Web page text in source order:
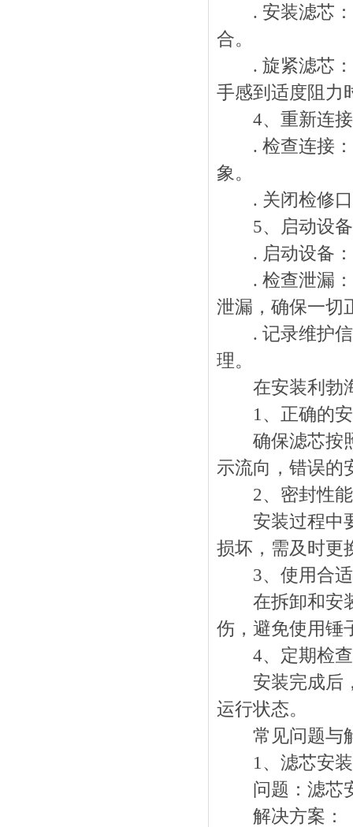
. 安装滤芯：
合。
. 旋紧滤芯：
手感到适度阻力
4、重新连接
. 检查连接：
象。
. 关闭检修口
5、启动设备
. 启动设备：
. 检查泄漏：
泄漏，确保一切
. 记录维护信
理。
在安装利勃海
1、正确的安
确保滤芯按照
示流向，错误的
2、密封性能
安装过程中要
损坏，需及时更
3、使用合适
在拆卸和安装
伤，避免使用锤
4、定期检查
安装完成后，
运行状态。
常见问题与
1、滤芯安装
问题：滤芯安
解决方案：